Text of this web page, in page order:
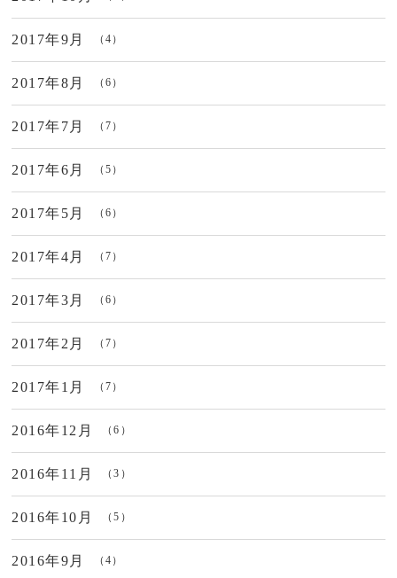
2017年9月 （4）
2017年8月 （6）
2017年7月 （7）
2017年6月 （5）
2017年5月 （6）
2017年4月 （7）
2017年3月 （6）
2017年2月 （7）
2017年1月 （7）
2016年12月 （6）
2016年11月 （3）
2016年10月 （5）
2016年9月 （4）